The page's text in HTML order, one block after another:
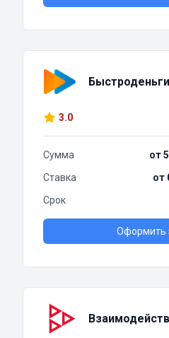
Быстроденьги
3.0
Сумма
от
Ставка
от
Срок
Оформить